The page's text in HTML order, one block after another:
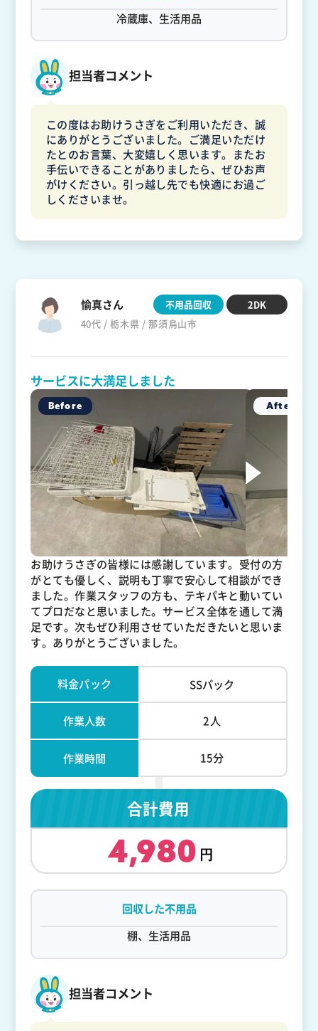
冷蔵庫、生活用品
担当者コメント
この度はお助けうさぎをご利用いただき、誠
にありがとうございました。ご満足いただけ
たとのお言葉、大変嬉しく思います。またお
手伝いできることがありましたら、ぜひお声
がけください。引っ越し先でも快適にお過ご
しくださいませ。
愉真さん
40代 / 栃木県 / 那須烏山市
不用品回収 2DK
サービスに大満足しました
お助けうさぎの皆様には感謝しています。受付の方
がとても優しく、説明も丁寧で安心して相談ができ
ました。作業スタッフの方も、テキパキと動いてい
てプロだなと思いました。サービス全体を通して満
足です。次もぜひ利用させていただきたいと思いま
す。ありがとうございました。
料金パック SSパック
作業人数 2人
作業時間 15分
合計費用
4,980
回収した不用品
棚、生活用品
担当者コメント